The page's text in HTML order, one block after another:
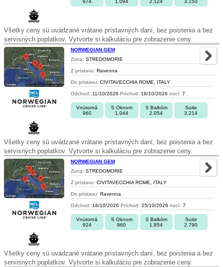
974 1.094 2.124 3.150
Všetky ceny sú uvádzané vrátane prístavných daní, bez poistenia a bez
servisných poplatkov. Vytvorte si kalkuláciu pre zobrazenie ceny.
NORWEGIAN GEM
Zona: STREDOMORIE
Z prístavu: Ravenna
Do prístavu: CIVITAVECCHIA ROME, ITALY
Odchod: 11/10/2026 Príchod: 18/10/2026 nocí: 7
Vnútorná
960
S Oknom
1.044
S Balkóm
2.054
Suite
3.214
Všetky ceny sú uvádzané vrátane prístavných daní, bez poistenia a bez
servisných poplatkov. Vytvorte si kalkuláciu pre zobrazenie ceny.
NORWEGIAN GEM
Zona: STREDOMORIE
Z prístavu: CIVITAVECCHIA ROME, ITALY
Do prístavu: Ravenna
Odchod: 18/10/2026 Príchod: 25/10/2026 nocí: 7
Vnútorná
924
S Oknom
960
S Balkóm
1.854
Suite
2.790
Všetky ceny sú uvádzané vrátane prístavných daní, bez poistenia a bez
servisných poplatkov. Vytvorte si kalkuláciu pre zobrazenie ceny.